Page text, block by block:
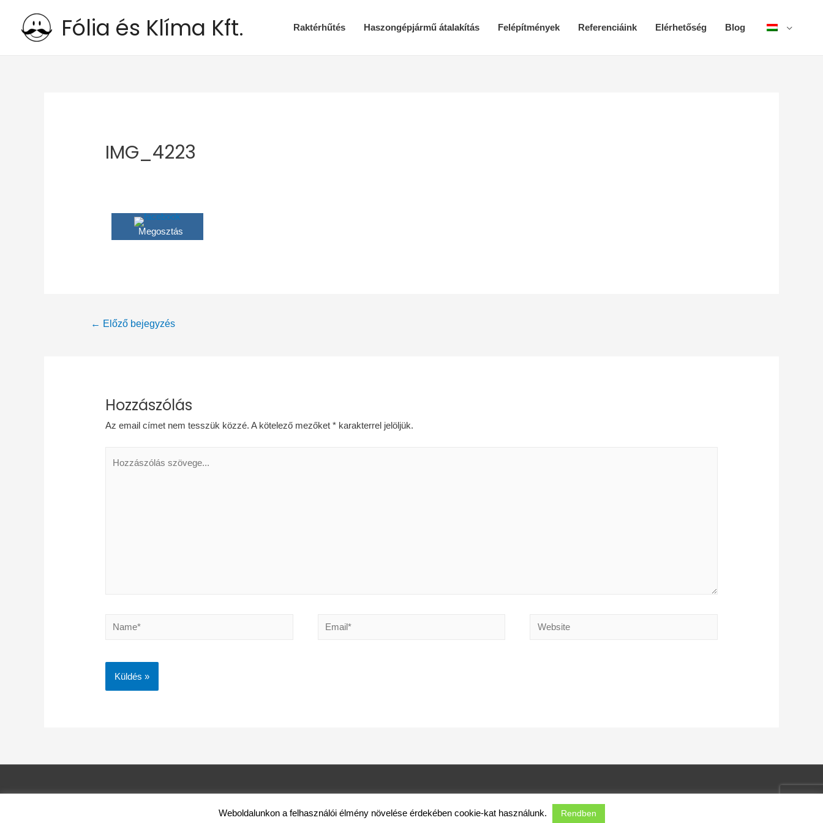
Fólia és Klíma Kft. Raktérhűtés Haszongépjármű átalakítás Felépítmények Referenciáink Elérhetőség Blog
IMG_4223
Megosztás
Bejegyzés
← Előző bejegyzés
Hozzászólás
Az email címet nem tesszük közzé. A kötelező mezőket* karakterrel jelöljük.
Name* Email* Website
Weboldalunkon a felhasználói élmény növelése érdekében cookie-kat használunk.
Rendben